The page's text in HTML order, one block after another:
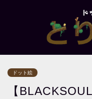
ドット絵
【